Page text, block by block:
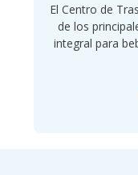
El Centro de
de los
integral para